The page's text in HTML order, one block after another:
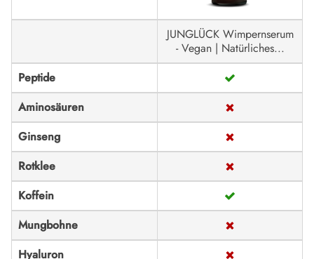
JUNGLÜCK Wimpernserum
- Vegan | Natürliches...
Peptide
Aminosäuren
Ginseng
Rotklee
Koffein
Mungbohne
Hyaluron